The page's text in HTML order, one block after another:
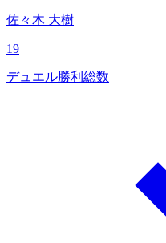
佐々木 大樹
19
デュエル勝利総数